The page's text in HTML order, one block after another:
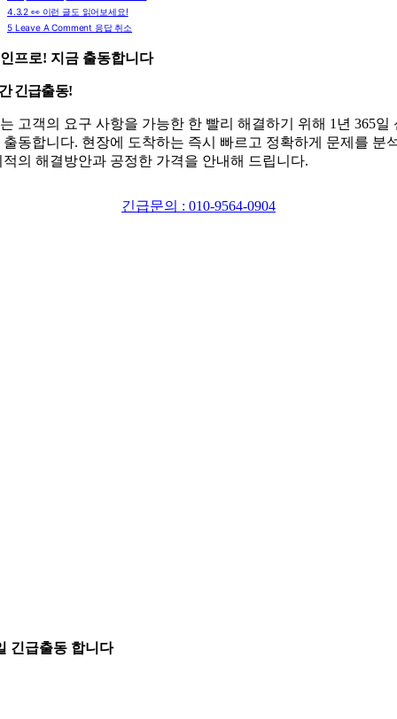
4.3.2 👀 이런 글도 읽어보세요!
5 Leave A Comment 응답 취소
프로! 지금 출동합니다
긴급출동!
고객의 요구 사항을 가능한 한 빨리 해결하기 위해 1년 365일
출동합니다. 현장에 도착하는 즉시 빠르고 정확하게 문제를 분
적의 해결방안과 공정한 가격을 안내해 드립니다.
긴급문의 : 010-9564-0904
긴급출동 합니다